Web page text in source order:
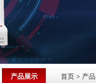
产品展示 首页 > 产